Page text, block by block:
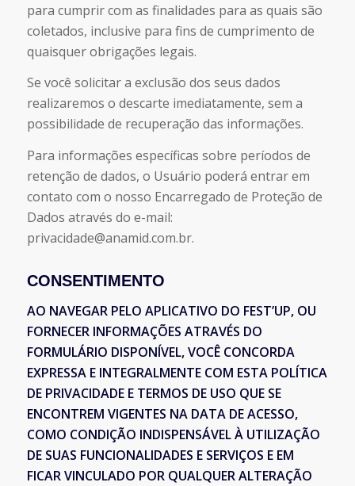
para cumprir com as finalidades para as quais são
coletados, inclusive para fins de cumprimento de
quaisquer obrigações legais.
Se você solicitar a exclusão dos seus dados
realizaremos o descarte imediatamente, sem a
possibilidade de recuperação das informações.
Para informações específicas sobre períodos de
retenção de dados, o Usuário poderá entrar em
contato com o nosso Encarregado de Proteção de
Dados através do e-mail:
privacidade@anamid.com.br.
CONSENTIMENTO
AO NAVEGAR PELO APLICATIVO DO FEST’UP, OU
FORNECER INFORMAÇÕES ATRAVÉS DO
FORMULÁRIO DISPONÍVEL, VOCÊ CONCORDA
EXPRESSA E INTEGRALMENTE COM ESTA POLÍTICA
DE PRIVACIDADE E TERMOS DE USO QUE SE
ENCONTREM VIGENTES NA DATA DE ACESSO,
COMO CONDIÇÃO INDISPENSÁVEL À UTILIZAÇÃO
DE SUAS FUNCIONALIDADES E SERVIÇOS E EM
FICAR VINCULADO POR QUALQUER ALTERAÇÃO